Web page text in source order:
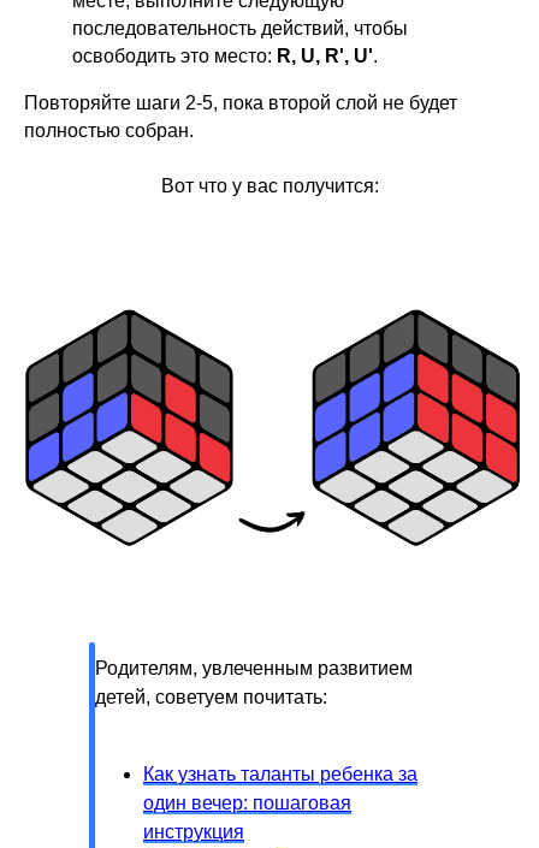
последовательность действий, чтобы
освободить это место: R, U, R', U'.
Повторяйте шаги 2-5, пока второй слой не будет
полностью собран.
Вот что у вас получится:
Родителям, увлеченным развитием
детей, советуем почитать:
Как узнать таланты ребенка за
один вечер: пошаговая
инструкция